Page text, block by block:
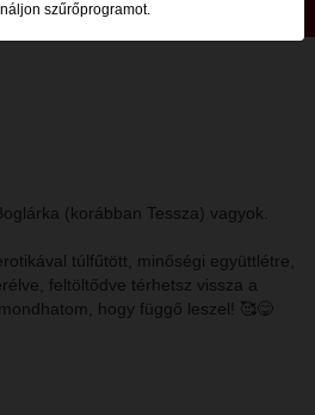
(korábban Tessza) vagyok.
túlfűtött, minőségi együttlétre,
feltöltődve térhetsz vissza a
hogy függő leszel! 🥰😋
szűrőprogramot.